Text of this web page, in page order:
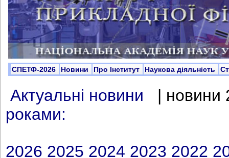
СПЕТФ-2026 Новини Про Інститут Наукова діяльність
Актуальні новини
| новини
роками:
2026 2025 2024 2023 2022